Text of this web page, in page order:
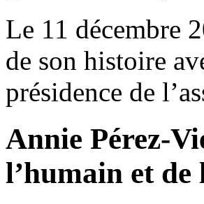
Le 11 décembre
de son histoire
présidence de
Annie Pérez-
l’humain et